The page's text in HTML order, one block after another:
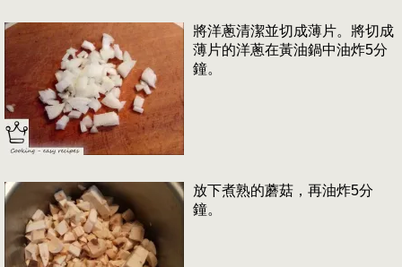
將洋蔥清潔並切成薄片。將切成
薄片的洋蔥在黃油鍋中油炸5分
鐘。
放下煮熟的蘑菇，再油炸5分
鐘。